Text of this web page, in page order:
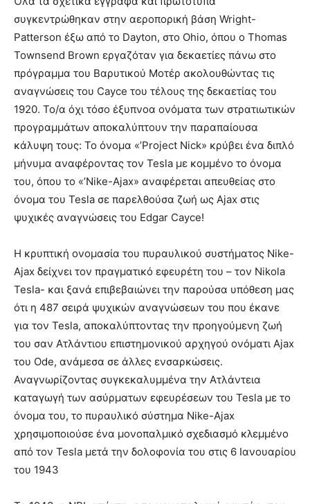
συγκεντρώθηκαν στην αεροπορική βάση Wright-
Patterson έξω από το Dayton, στο Ohio, όπου ο Thomas
Townsend Brown εργαζόταν για δεκαετίες πάνω στο
πρόγραμμα του Βαρυτικού Μοτέρ ακολουθώντας τις
αναγνώσεις του Cayce του τέλους της δεκαετίας του
1920. Το/α όχι τόσο έξυπνοα ονόματα των στρατιωτικών
προγραμμάτων αποκαλύπτουν την παραπαίουσα
κάλυψη τους: Το όνομα «’Project Nick» κρύβει ένα διπλό
μήνυμα αναφέροντας τον Tesla με κομμένο το όνομα
του, όπου το «’Nike-Ajax» αναφέρεται απευθείας στο
όνομα του Tesla σε παρελθούσα ζωή ως Ajax στις
ψυχικές αναγνώσεις του Edgar Cayce!
Η κρυπτική ονομασία του πυραυλικού συστήματος Nike-
Ajax δείχνει τον πραγματικό εφευρέτη του – τον Nikola
Tesla- και ξανά επιβεβαιώνει την παρούσα υπόθεση μας
ότι η 487 σειρά ψυχικών αναγνώσεων του που έκανε
για τον Tesla, αποκαλύπτοντας την προηγούμενη ζωή
του σαν Ατλάντιου επιστημονικού αρχηγού ονόματι Ajax
του Ode, ανάμεσα σε άλλες ενσαρκώσεις.
Αναγνωρίζοντας συγκεκαλυμμένα την Ατλάντεια
καταγωγή των ασύρματων εφευρέσεων του Tesla με το
όνομα του, το πυραυλικό σύστημα Nike-Ajax
χρησιμοποιούσε ένα μονοπαλμικό σχεδιασμό κλεμμένο
από τον Tesla μετά την δολοφονία του στις 6 Ιανουαρίου
του 1943